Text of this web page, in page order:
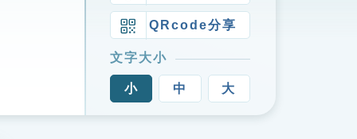
QRcode分享
文字大小
小 中 大